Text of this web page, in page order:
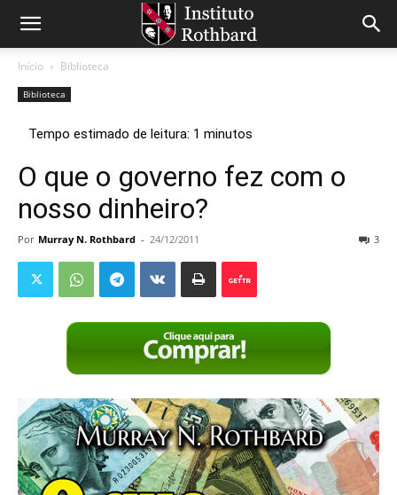
Início Biblioteca
Biblioteca
O que o governo fez com o
nosso dinheiro?
Por Murray N. Rothbard - 24/12/2011 3